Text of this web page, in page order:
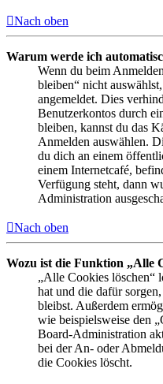
Nach oben
Warum werde ich
Wenn du beim
bleiben“ nicht
angemeldet. Dies
Benutzerkontos durch
bleiben, kannst du das
Anmelden auswählen.
du dich an einem
einem Internetcafé,
Verfügung steht, dann
Administration
Nach oben
Wozu ist die Funktion „Alle
„Alle Cookies löschen“
hat und die dafür
bleibst. Außerdem
wie beispielsweise den
Board-Administration
bei der An- oder
die Cookies löscht.